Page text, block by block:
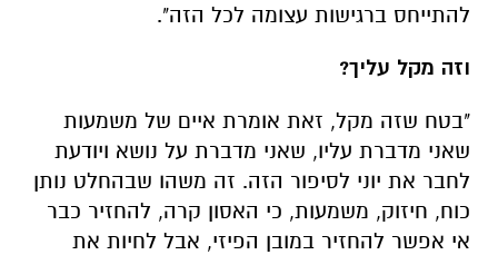
להתייחס ברגישות עצומה לכל הזה".
וזה מקל עליך?
"בטח שזה מקל, זאת אומרת איים של משמעות
שאני מדברת עליו, שאני מדברת על נושא ויודעת
לחבר את יוני לסיפור הזה. זה משהו שבהחלט נותן
כוח, חיזוק, משמעות, כי האסון קרה, להחזיר כבר
אי אפשר להחזיר במובן הפיזי, אבל לחיות את